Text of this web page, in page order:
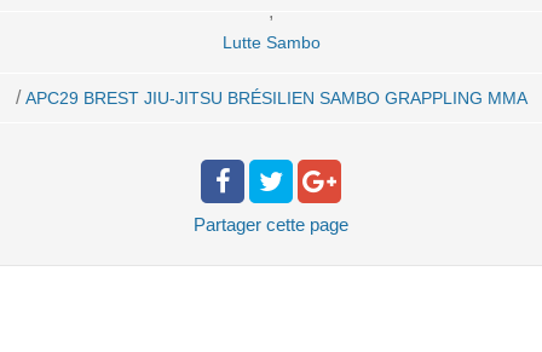
,
Lutte Sambo
/ APC29 BREST JIU-JITSU BRÉSILIEN SAMBO GRAPPLING MMA
Partager cette page